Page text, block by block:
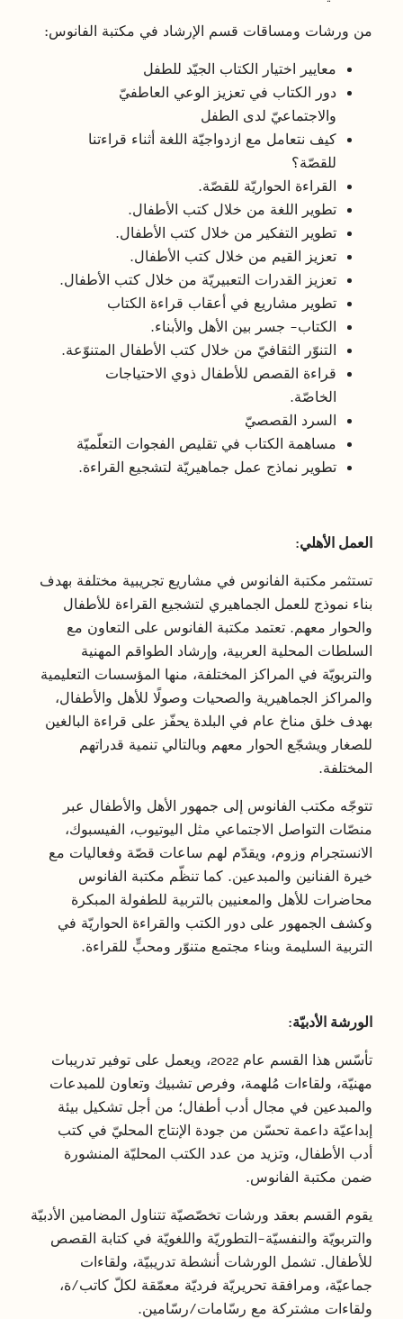
من ورشات ومساقات قسم الإرشاد في مكتبة الفانوس:
معايير اختيار الكتاب الجيّد للطفل
دور الكتاب في تعزيز الوعي العاطفيّ
والاجتماعيّ لدى الطفل
كيف نتعامل مع ازدواجيّة اللغة أثناء قراءتنا
للقصّة؟
القراءة الحواريّة للقصّة.
تطوير اللغة من خلال كتب الأطفال.
تطوير التفكير من خلال كتب الأطفال.
تعزيز القيم من خلال كتب الأطفال.
تعزيز القدرات التعبيريّة من خلال كتب الأطفال.
تطوير مشاريع في أعقاب قراءة الكتاب
الكتاب- جسر بين الأهل والأبناء.
التنوّر الثقافيّ من خلال كتب الأطفال المتنوّعة.
قراءة القصص للأطفال ذوي الاحتياجات
الخاصّة.
السرد القصصيّ
مساهمة الكتاب في تقليص الفجوات التعلّميّة
تطوير نماذج عمل جماهيريّة لتشجيع القراءة.
العمل الأهلي:
تستثمر مكتبة الفانوس في مشاريع تجريبية مختلفة بهدف
بناء نموذج للعمل الجماهيري لتشجيع القراءة للأطفال
والحوار معهم. تعتمد مكتبة الفانوس على التعاون مع
السلطات المحلية العربية، وإرشاد الطواقم المهنية
والتربويّة في المراكز المختلفة، منها المؤسسات التعليمية
والمراكز الجماهيرية والصحيات وصولًا للأهل والأطفال،
بهدف خلق مناخ عام في البلدة يحفّز على قراءة البالغين
للصغار ويشجّع الحوار معهم وبالتالي تنمية قدراتهم
المختلفة.
تتوجّه مكتب الفانوس إلى جمهور الأهل والأطفال عبر
منصّات التواصل الاجتماعي مثل اليوتيوب، الفيسبوك،
الانستجرام وزوم، ويقدّم لهم ساعات قصّة وفعاليات مع
خيرة الفنانين والمبدعين. كما تنظّم مكتبة الفانوس
محاضرات للأهل والمعنيين بالتربية للطفولة المبكرة
وكشف الجمهور على دور الكتب والقراءة الحواريّة في
التربية السليمة وبناء مجتمع متنوّر ومحبٍّ للقراءة.
الورشة الأدبيّة:
تأسّس هذا القسم عام 2022، ويعمل على توفير تدريبات
مهنيّة، ولقاءات مُلهمة، وفرص تشبيك وتعاون للمبدعات
والمبدعين في مجال أدب أطفال؛ من أجل تشكيل بيئة
إبداعيّة داعمة تحسّن من جودة الإنتاج المحليّ في كتب
أدب الأطفال، وتزيد من عدد الكتب المحليّة المنشورة
ضمن مكتبة الفانوس.
يقوم القسم بعقد ورشات تخصّصيّة تتناول المضامين الأدبيّة
والتربويّة والنفسيّة-التطوريّة واللغويّة في كتابة القصص
للأطفال. تشمل الورشات أنشطة تدريبيّة، ولقاءات
جماعيّة، ومرافقة تحريريّة فرديّة معمّقة لكلّ كاتب/ة،
ولقاءات مشتركة مع رسّامات/رسّامين.